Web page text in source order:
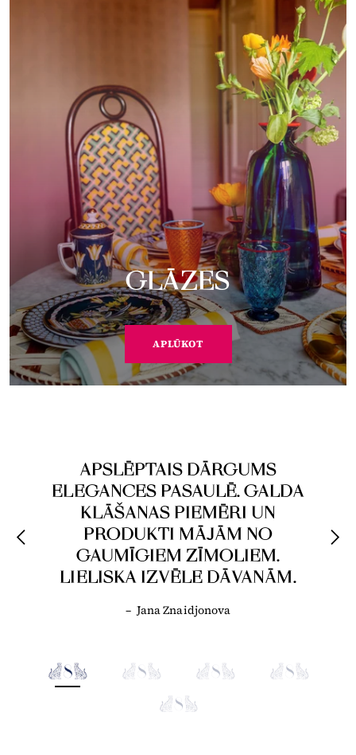
GLĀZES
APLŪKOT
APSLĒPTAIS DĀRGUMS
ELEGANCES PASAULĒ. GALDA
KLĀŠANAS PIEMĒRI UN
PRODUKTI MĀJĀM NO
GAUMĪGIEM ZĪMOLIEM.
LIELISKA IZVĒLE DĀVANĀM.
– Jana Znaidjonova